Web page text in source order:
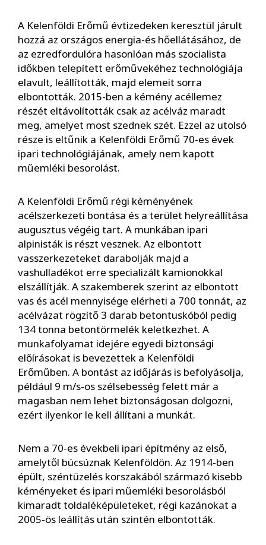
A Kelenföldi Erőmű évtizedeken keresztül járult
hozzá az országos energia-és hőellátásához, de
az ezredfordulóra hasonlóan más szocialista
időkben telepített erőművekéhez technológiája
elavult, leállították, majd elemeit sorra
elbontották. 2015-ben a kémény acéllemez
részét eltávolították csak az acélváz maradt
meg, amelyet most szednek szét. Ezzel az utolsó
része is eltűnik a Kelenföldi Erőmű 70-es évek
ipari technológiájának, amely nem kapott
műemléki besorolást.
A Kelenföldi Erőmű régi kéményének
acélszerkezeti bontása és a terület helyreállítása
augusztus végéig tart. A munkában ipari
alpinisták is részt vesznek. Az elbontott
vasszerkezeteket darabolják majd a
vashulladékot erre specializált kamionokkal
elszállítják. A szakemberek szerint az elbontott
vas és acél mennyisége elérheti a 700 tonnát, az
acélvázat rögzítő 3 darab betontuskóból pedig
134 tonna betontörmelék keletkezhet. A
munkafolyamat idejére egyedi biztonsági
előírásokat is bevezettek a Kelenföldi
Erőműben. A bontást az időjárás is befolyásolja,
például 9 m/s-os szélsebesség felett már a
magasban nem lehet biztonságosan dolgozni,
ezért ilyenkor le kell állítani a munkát.
Nem a 70-es évekbeli ipari építmény az első,
amelytől búcsúznak Kelenföldön. Az 1914-ben
épült, széntüzelés korszakából származó kisebb
kéményeket és ipari műemléki besorolásból
kimaradt toldaléképületeket, régi kazánokat a
2005-ös leállítás után szintén elbontották.